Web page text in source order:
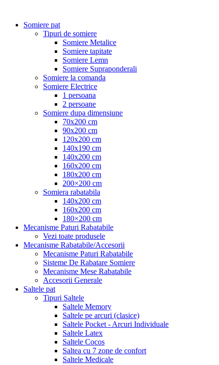
Somiere pat
Tipuri de somiere
Somiere Metalice
Somiere tapitate
Somiere Lemn
Somiere Supraponderali
Somiere la comanda
Somiere Electrice
1 persoana
2 persoane
Somiere dupa dimensiune
70x200 cm
90x200 cm
120x200 cm
140x190 cm
140x200 cm
160x200 cm
180x200 cm
200×200 cm
Somiera rabatabila
140x200 cm
160x200 cm
180×200 cm
Mecanisme Paturi Rabatabile
Vezi toate produsele
Mecanisme Rabatabile/Accesorii
Mecanisme Paturi Rabatabile
Sisteme De Rabatare Somiere
Mecanisme Mese Rabatabile
Accesorii Generale
Saltele pat
Tipuri Saltele
Saltele Memory
Saltele pe arcuri (clasice)
Saltele Pocket - Arcuri Individuale
Saltele Latex
Saltele Cocos
Saltea cu 7 zone de confort
Saltele Medicale